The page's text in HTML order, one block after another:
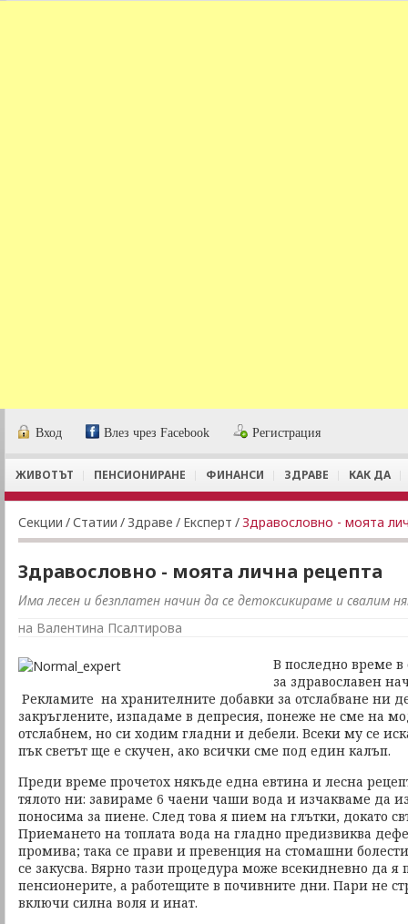
Вход Влез чрез Facebook Регистрация
ЖИВОТЪТ ПЕНСИОНИРАНЕ ФИНАНСИ ЗДРАВЕ КАК ДА
Секции /Статии / Здраве / Експерт /Здравословно - моята
Здравословно - моята лична рецепта
Има лесен и безплатен начин да се детоксикираме и свалим
на Валентина Псалтирова
В последно време
за здравославен
Рекламите на хранителните добавки за отслабване ни
закръглените, изпадаме в депресия, понеже не сме на
отслабнем, но си ходим гладни и дебели. Всеки му се
пък светът ще е скучен, ако всички сме под един калъп.
Преди време прочетох някъде една евтина и лесна
тялото ни: завираме 6 чаени чаши вода и изчакваме да
поносима за пиене. След това я пием на глътки, докато
Приемането на топлата вода на гладно предизвиква
промива; така се прави и превенция на стомашни
се закусва. Вярно тази процедура може всекидневно да я
пенсионерите, а работещите в почивните дни. Пари не
включи силна воля и инат.